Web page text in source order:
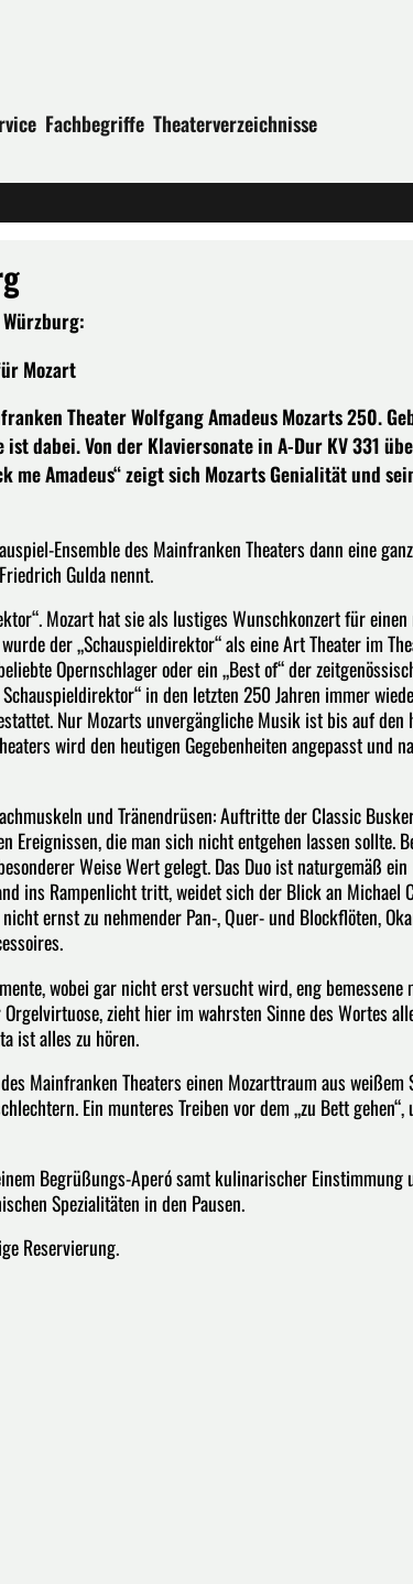
Fachbegriffe Theaterverzeichnisse
Mozart
Theater Wolfgang Amadeus Mozarts 250.
dabei. Von der Klaviersonate in A-Dur KV 331
me Amadeus“ zeigt sich Mozarts Genialität und
Ensemble des Mainfranken Theaters dann eine
Gulda nennt.
Mozart hat sie als lustiges Wunschkonzert für
der „Schauspieldirektor“ als eine Art Theater im
Opernschlager oder ein „Best of“ der
in den letzten 250 Jahren immer
Nur Mozarts unvergängliche Musik ist bis auf den
wird den heutigen Gegebenheiten angepasst und
und Tränendrüsen: Auftritte der Classic
Ereignissen, die man sich nicht entgehen lassen sollte.
Weise Wert gelegt. Das Duo ist naturgemäß ein
ins Rampenlicht tritt, weidet sich der Blick an Michael
ernst zu nehmender Pan-, Quer- und Blockflöten,
wobei gar nicht erst versucht wird, eng bemessene
zieht hier im wahrsten Sinne des Wortes
ist alles zu hören.
Mainfranken Theaters einen Mozarttraum aus weißem
Ein munteres Treiben vor dem „zu Bett gehen“,
Begrüßungs-Aperó samt kulinarischer Einstimmung
Spezialitäten in den Pausen.
Reservierung.